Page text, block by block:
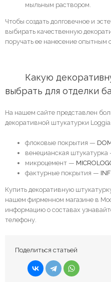
мыльным раствором.
Чтобы создать долговечное и
выбирать качественную
поручать ее нанесение опытным
выбрать для отделки
На нашем сайте представлен
декоративной штукатурки
флоковые покрытия —
венецианская штукатурка
микроцемент —
фактурные покрытия —
Купить декоративную
нашем фирменном магазине в
информацию о составах
телефону.
Поделиться статьей